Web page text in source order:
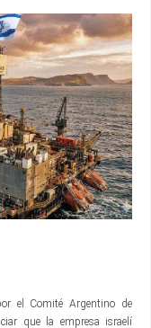
el Comité Argentino de
que la empresa israelí